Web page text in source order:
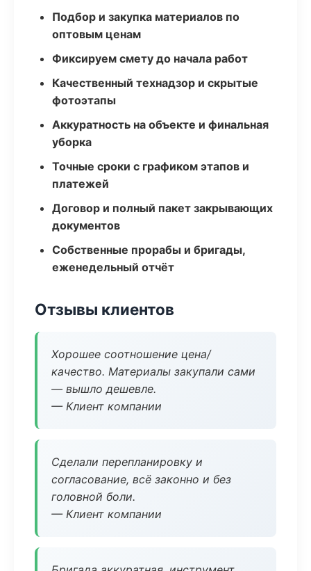
Подбор и закупка материалов по
оптовым ценам
Фиксируем смету до начала работ
Качественный технадзор и скрытые
фотоэтапы
Аккуратность на объекте и финальная
уборка
Точные сроки с графиком этапов и
платежей
Договор и полный пакет закрывающих
документов
Собственные прорабы и бригады,
еженедельный отчёт
Отзывы клиентов
Хорошее соотношение цена/
качество. Материалы закупали сами
— вышло дешевле.
— Клиент компании
Сделали перепланировку и
согласование, всё законно и без
головной боли.
— Клиент компании